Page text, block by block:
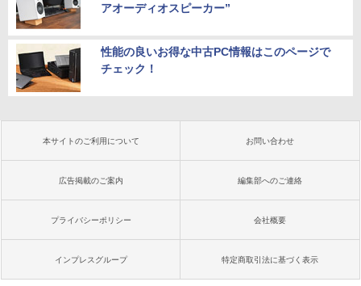
アオーディオスピーカー”
性能の良いお得な中古PC情報はこのページで
チェック！
本サイトのご利用について お問い合わせ
広告掲載のご案内 編集部へのご連絡
プライバシーポリシー 会社概要
インプレスグループ 特定商取引法に基づく表示